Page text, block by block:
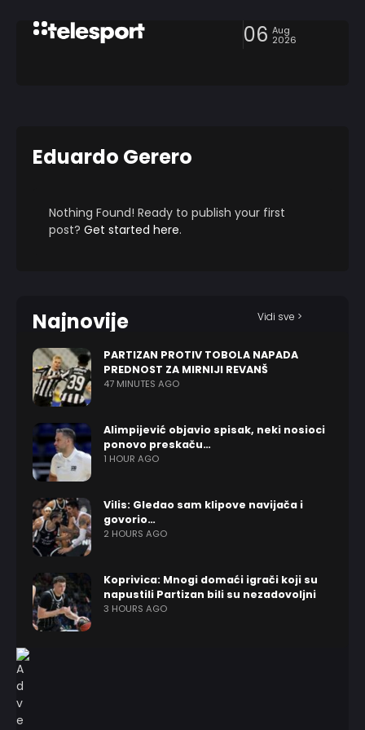
06 Aug
2026
Eduardo Gerero
Nothing Found! Ready to publish your first
post? Get started here.
Najnovije Vidi sve >
PARTIZAN PROTIV TOBOLA NAPADA
PREDNOST ZA MIRNIJI REVANŠ
47 MINUTES AGO
Alimpijević objavio spisak, neki nosioci
ponovo preskaču…
1 HOUR AGO
Vilis: Gledao sam klipove navijača i
govorio…
2 HOURS AGO
Koprivica: Mnogi domaći igrači koji su
napustili Partizan bili su nezadovoljni
3 HOURS AGO